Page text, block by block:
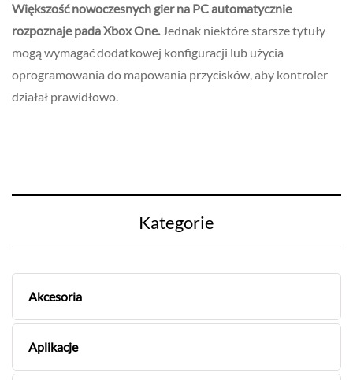
Większość nowoczesnych gier na PC automatycznie
rozpoznaje pada Xbox One.Jednak niektóre starsze tytuły
mogą wymagać dodatkowej konfiguracji lub użycia
oprogramowania do mapowania przycisków, aby kontroler
działał prawidłowo.
Kategorie
Akcesoria
Aplikacje